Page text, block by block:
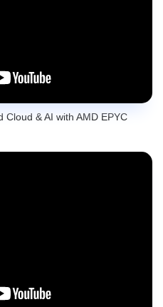
& AI with AMD EPYC